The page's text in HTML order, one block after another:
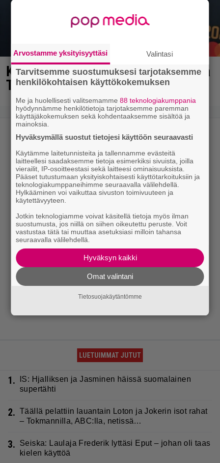
Kaija Koolta ikävä ilmoitus – Juha
Tapio kiirehti apuun
LUETUIMMAT JUTUT
1.
IS: Hjalliksen ja Jasminen häissä suomalainen
supertähti
2. Täällä pelattiin lauantain Loton ja Jokerin isot rahat
– Tokmannilla, ABC:lla, netissä…
3.
Seiska: Laulaja Frederik lyttäsi Eput – johan oli taas
kielen käyttöä
Arvostamme yksityisyyttäsi Valintasi
Tarvitsemme suostumuksesi tarjotaksemme
henkilökohtaisen käyttökokemuksen
Me ja huolellisesti valitsemamme88 teknologiakumppania
hyödynnämme henkilötietoja tarjotaksemme paremman
käyttäjäkokemuksen sekä kohdentaaksemme sisältöä ja
mainoksia.
Hyväksymällä suostut tietojesi käyttöön seuraavasti
Käytämme laitetunnisteita ja tallennamme evästeitä
laitteellesi saadaksemme tietoja esimerkiksi sivuista, joilla
vierailit, IP-osoitteestasi sekä laitteesi ominaisuuksista.
Pääset tutustumaan yksityiskohtaisesti käyttötarkoituksiin ja
teknologiakumppaneihimme seuraavalla välilehdellä.
Hylkääminen voi vaikuttaa sivuston toimivuuteen ja
käytettävyyteen.
Jotkin teknologiamme voivat käsitellä tietoja myös ilman
suostumusta, jos niillä on siihen oikeutettu peruste. Voit
vastustaa tätä tai muuttaa asetuksiasi milloin tahansa
seuraavalla välilehdellä.
Hyväksyn kaikki
Omat valintani
Tietosuojakäytäntömme